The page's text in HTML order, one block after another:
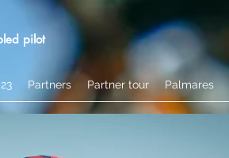
pilot
Partners Partner tour Palmares